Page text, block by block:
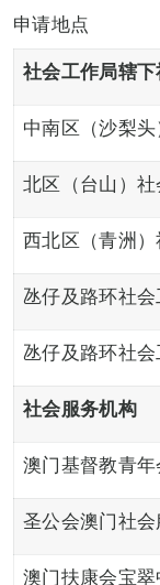
申请地点
社会工作局辖下
中南区（沙梨
北区（台山）
西北区（青洲
氹仔及路环社
氹仔及路环社会
社会服务机构
澳门基督教青年
圣公会澳门社
澳门扶康会宝